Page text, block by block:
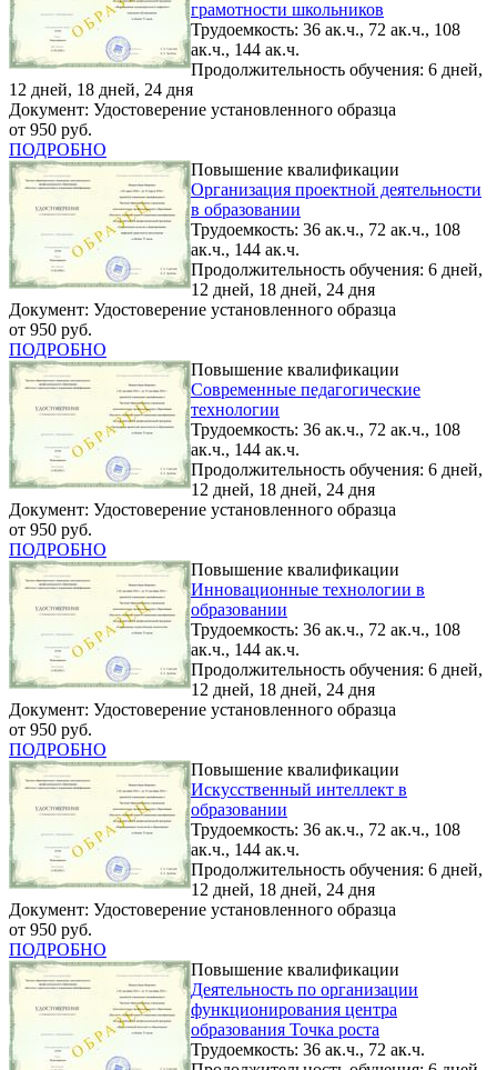
грамотности школьников
Трудоемкость: 36 ак.ч., 72 ак.ч., 108
ак.ч., 144 ак.ч.
Продолжительность обучения: 6 дней,
12 дней, 18 дней, 24 дня
Документ: Удостоверение установленного образца
от 950 руб.
ПОДРОБНО
Повышение квалификации
Организация проектной деятельности
в образовании
Трудоемкость: 36 ак.ч., 72 ак.ч., 108
ак.ч., 144 ак.ч.
Продолжительность обучения: 6 дней,
12 дней, 18 дней, 24 дня
Документ: Удостоверение установленного образца
от 950 руб.
ПОДРОБНО
Повышение квалификации
Современные педагогические
технологии
Трудоемкость: 36 ак.ч., 72 ак.ч., 108
ак.ч., 144 ак.ч.
Продолжительность обучения: 6 дней,
12 дней, 18 дней, 24 дня
Документ: Удостоверение установленного образца
от 950 руб.
ПОДРОБНО
Повышение квалификации
Инновационные технологии в
образовании
Трудоемкость: 36 ак.ч., 72 ак.ч., 108
ак.ч., 144 ак.ч.
Продолжительность обучения: 6 дней,
12 дней, 18 дней, 24 дня
Документ: Удостоверение установленного образца
от 950 руб.
ПОДРОБНО
Повышение квалификации
Искусственный интеллект в
образовании
Трудоемкость: 36 ак.ч., 72 ак.ч., 108
ак.ч., 144 ак.ч.
Продолжительность обучения: 6 дней,
12 дней, 18 дней, 24 дня
Документ: Удостоверение установленного образца
от 950 руб.
ПОДРОБНО
Повышение квалификации
Деятельность по организации
функционирования центра
образования Точка роста
Трудоемкость: 36 ак.ч., 72 ак.ч.